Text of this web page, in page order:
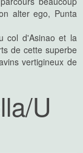
alter ego, Punta
col d'Asinao et la
de cette superbe
vertigineux de
U